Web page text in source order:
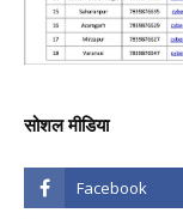
सोशल मीडिया